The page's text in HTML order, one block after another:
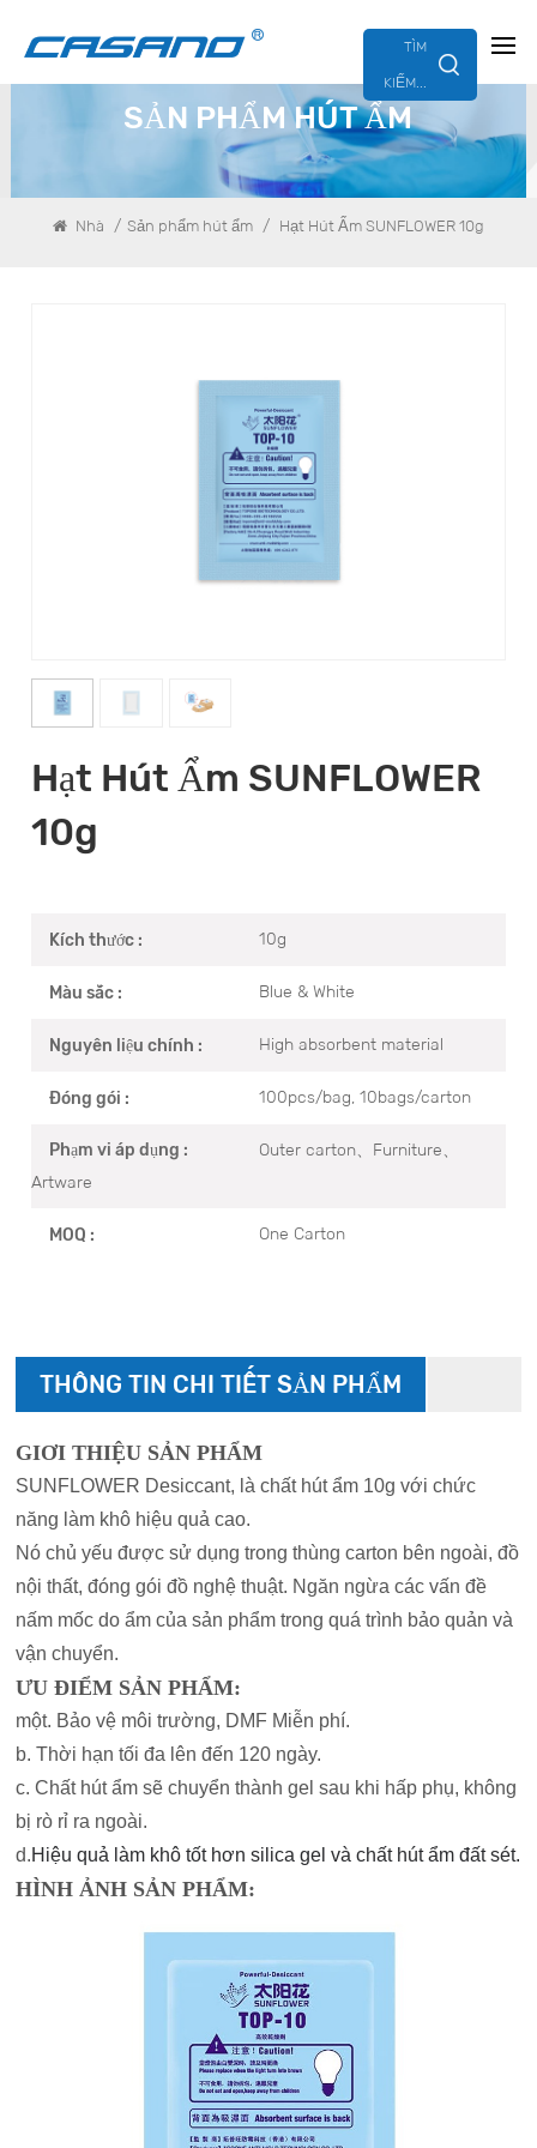
TÌM
KIẾM...
SẢN PHẨM HÚT ẨM
Nhà / Sản phẩm hút ẩm / Hạt Hút Ẩm SUNFLOWER 10g
Hạt Hút Ẩm SUNFLOWER
10g
Kích thước : 10g
Màu sắc : Blue & White
Nguyên liệu chính : High absorbent material
Đóng gói : 100pcs/bag, 10bags/carton
Phạm vi áp dụng :
Outer carton、Furniture、
Artware
MOQ : One Carton
THÔNG TIN CHI TIẾT SẢN PHẨM
GIƠI THIỆU SẢN PHẨM
SUNFLOWER Desiccant, là chất hút ẩm 10g với chức
năng làm khô hiệu quả cao.
Nó chủ yếu được sử dụng trong thùng carton bên ngoài, đồ
nội thất, đóng gói đồ nghệ thuật. Ngăn ngừa các vấn đề
nấm mốc do ẩm của sản phẩm trong quá trình bảo quản và
vận chuyển.
ƯU ĐIỂM SẢN PHẨM:
một. Bảo vệ môi trường, DMF Miễn phí.
b. Thời hạn tối đa lên đến 120 ngày.
c. Chất hút ẩm sẽ chuyển thành gel sau khi hấp phụ, không
bị rò rỉ ra ngoài.
d.Hiệu quả làm khô tốt hơn silica gel và chất hút ẩm đất sét.
HÌNH ẢNH SẢN PHẨM: